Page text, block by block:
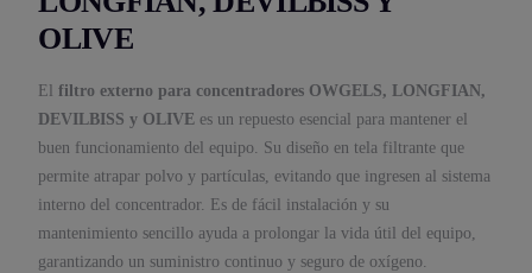
OLIVE
Elfiltro externo para concentradores OWGELS, LONGFIAN,
DEVILBISS y OLIVE es un repuesto esencial para mantener el
buen funcionamiento del equipo. Su diseño en tela filtrante que
permite atrapar polvo y partículas, evitando que ingresen al sistema
interno del concentrador. Es de fácil instalación y su
mantenimiento sencillo ayuda a prolongar la vida útil del equipo,
garantizando un suministro continuo y seguro de oxígeno.